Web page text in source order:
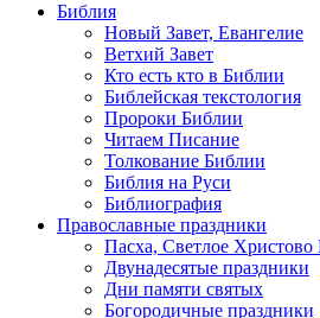
Библия
Новый Завет, Евангелие
Ветхий Завет
Кто есть кто в Библии
Библейская текстология
Пророки Библии
Читаем Писание
Толкование Библии
Библия на Руси
Библиография
Православные праздники
Пасха, Светлое Христово
Двунадесятые праздники
Дни памяти святых
Богородичные праздники